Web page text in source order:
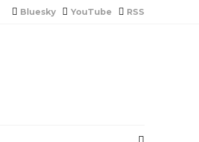
Bluesky YouTube RSS